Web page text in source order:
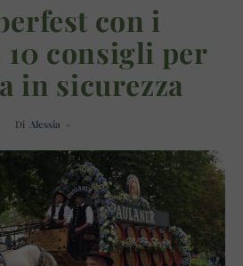
con i
consigli per
in sicurezza
Di Alessia -